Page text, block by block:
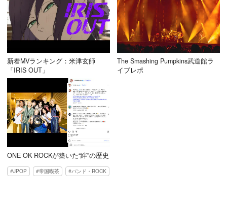
新着MVランキング：米津玄師
「IRIS OUT」
The Smashing Pumpkins武道館ラ
イブレポ
ONE OK ROCKが築いた“絆”の歴史
JPOP 帝国喫茶 バンド・ROCK